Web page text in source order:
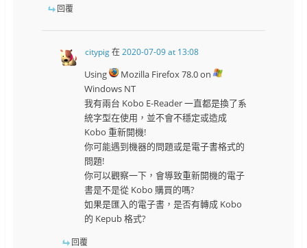
回覆
citypig在2020-07-09 at 13:08
Using
Mozilla Firefox 78.0 on
Windows NT
我有兩台 Kobo E-Reader 一直都是換了系
統字型在使用，並不會不穩定或造成
Kobo 重新開機!
你可能遇到機器的問題或是電子書格式的
問題!
你可以觀察一下，會導致重新開機的電子
書是不是從 Kobo 購買的嗎?
如果是匯入的電子書，是否有轉成 Kobo
的 Kepub 格式?
回覆